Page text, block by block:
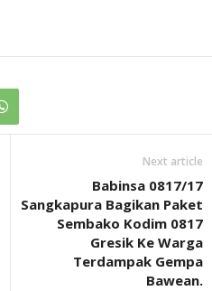
Next article
Babinsa 0817/17
Sangkapura Bagikan Paket
Sembako Kodim 0817
Gresik Ke Warga
Terdampak Gempa
Bawean.